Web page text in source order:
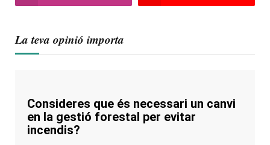
La teva opinió importa
Consideres que és necessari un canvi
en la gestió forestal per evitar
incendis?